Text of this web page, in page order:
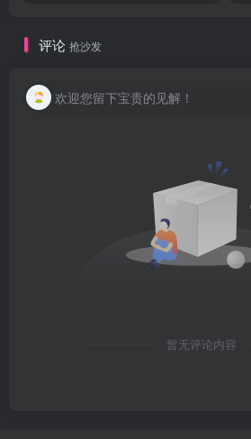
评论 抢沙发
欢迎您留下宝贵的见解！
暂无评论内容